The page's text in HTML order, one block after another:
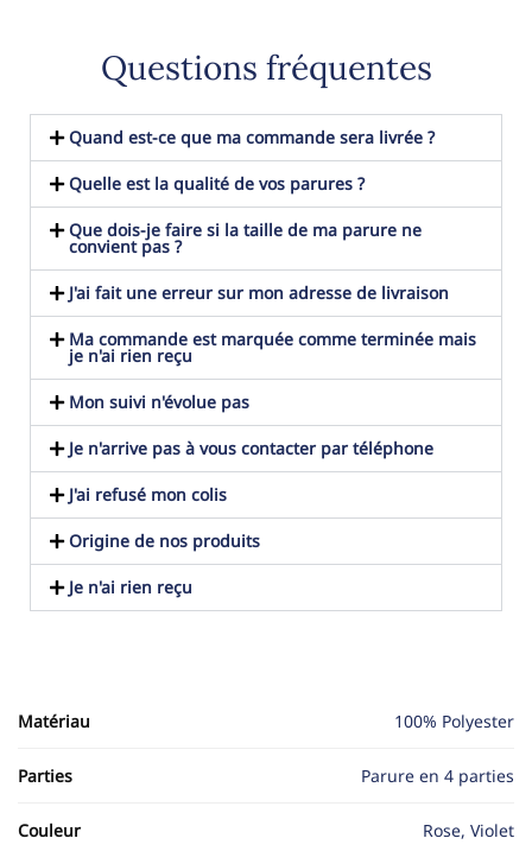
Questions fréquentes
Quand est-ce que ma commande sera livrée ?
Quelle est la qualité de vos parures ?
Que dois-je faire si la taille de ma parure ne
convient pas ?
J'ai fait une erreur sur mon adresse de livraison
Ma commande est marquée comme terminée mais
je n'ai rien reçu
Mon suivi n'évolue pas
Je n'arrive pas à vous contacter par téléphone
J'ai refusé mon colis
Origine de nos produits
Je n'ai rien reçu
Matériau 100% Polyester
Parties Parure en 4 parties
Couleur Rose, Violet